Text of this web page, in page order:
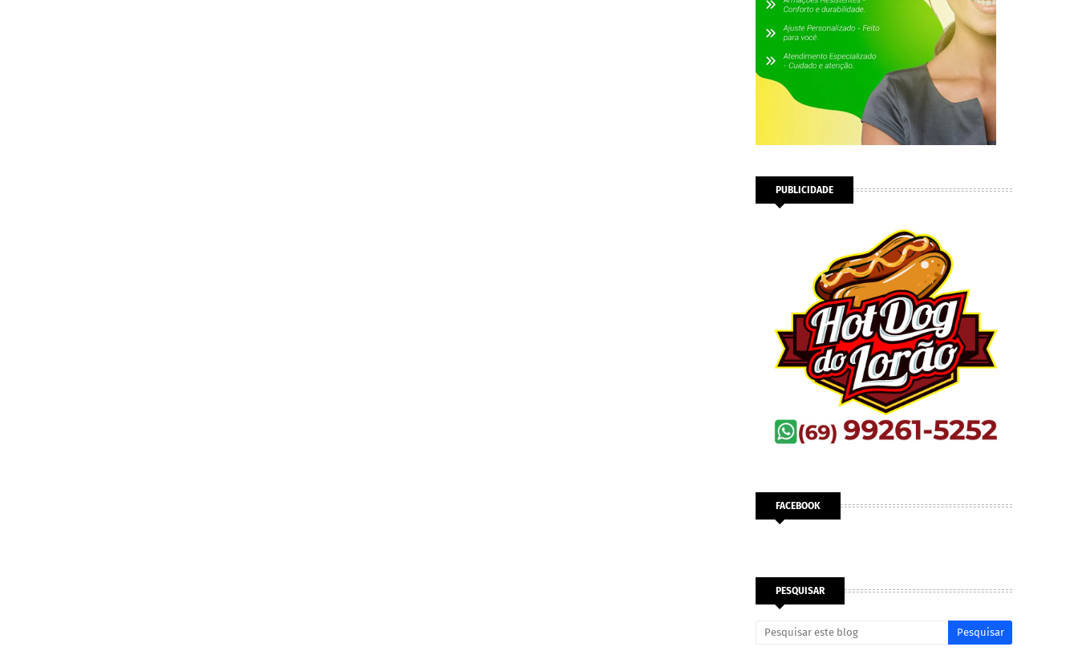
PUBLICIDADE
FACEBOOK
PESQUISAR